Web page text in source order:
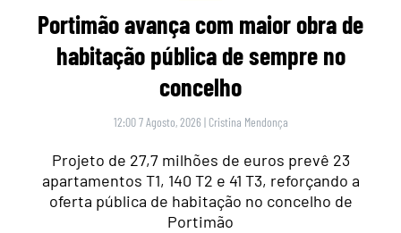
Portimão avança com maior obra de
habitação pública de sempre no
concelho
12:00 7 Agosto, 2026 | Cristina Mendonça
Projeto de 27,7 milhões de euros prevê 23
apartamentos T1, 140 T2 e 41 T3, reforçando a
oferta pública de habitação no concelho de
Portimão